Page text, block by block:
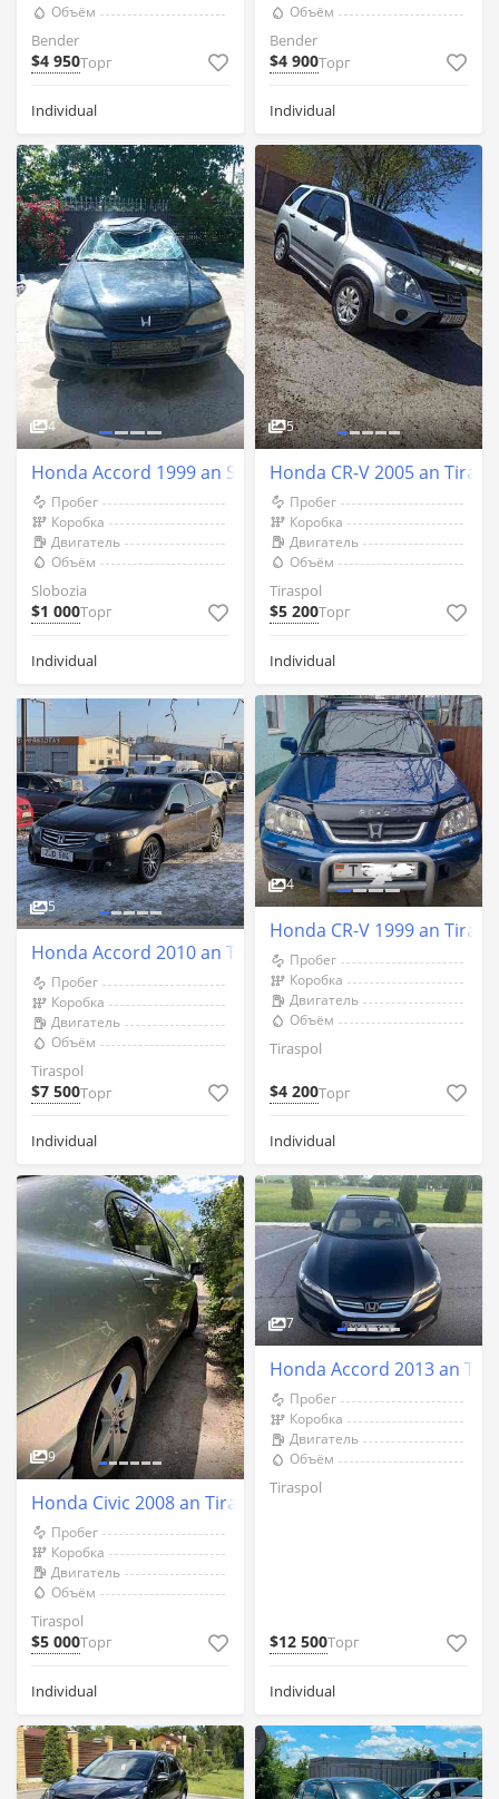
Объём
Bender
$4 950Торг
Individual
Объём
Bender
$4 900Торг
Individual
4
Honda Accord 1999 an Slobozia
Пробег
Коробка
Двигатель
Объём
Slobozia
$1 000Торг
Individual
5
Honda CR-V 2005 an
Пробег
Коробка
Двигатель
Объём
Tiraspol
$5 200Торг
Individual
5
Honda Accord 2010 an Tiraspol
Пробег
Коробка
Двигатель
Объём
Tiraspol
$7 500Торг
Individual
4
Honda CR-V 1999 an
Пробег
Коробка
Двигатель
Объём
Tiraspol
$4 200Торг
Individual
9
Honda Civic 2008 an Tiraspol
Пробег
Коробка
Двигатель
Объём
Tiraspol
$5 000Торг
Individual
7
Honda Accord 2013 an
Пробег
Коробка
Двигатель
Объём
Tiraspol
$12 500Торг
Individual